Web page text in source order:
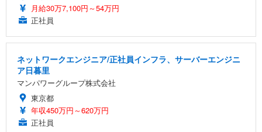
月給30万7,100円～54万円
正社員
ネットワークエンジニア/正社員インフラ、サーバーエンジニ
ア日暮里
マンパワーグループ株式会社
東京都
年収450万円～620万円
正社員